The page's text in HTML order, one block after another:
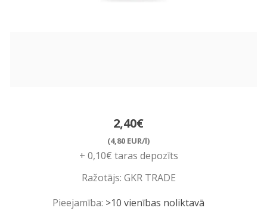
2,40€
(4,80 EUR/l)
+ 0,10€ taras depozīts
Ražotājs: GKR TRADE
Pieejamība: >10 vienības noliktavā